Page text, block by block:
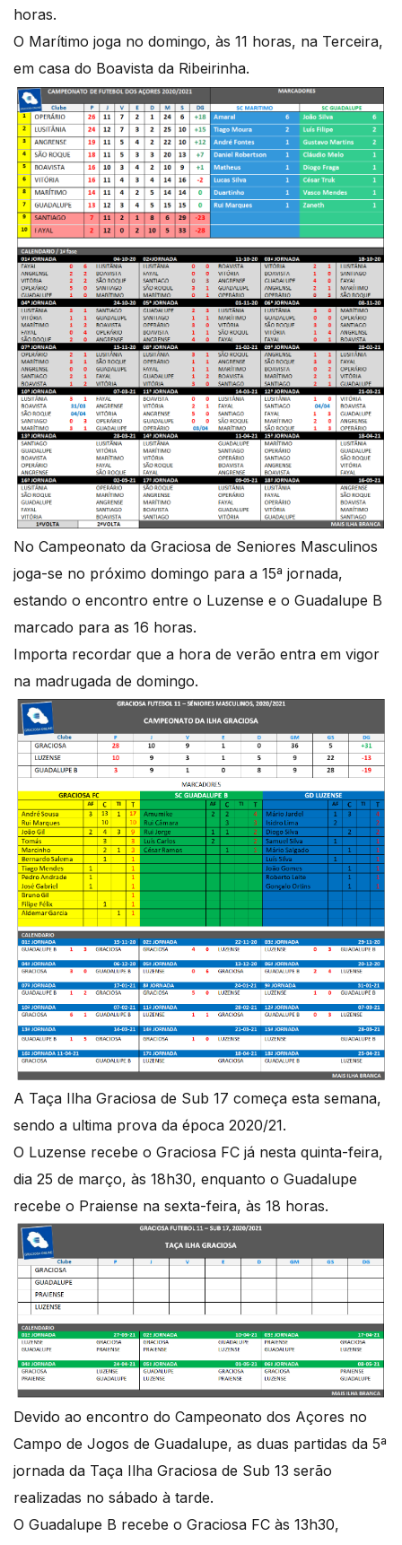
horas.
O Marítimo joga no domingo, às 11 horas, na Terceira,
em casa do Boavista da Ribeirinha.
No Campeonato da Graciosa de Seniores Masculinos
joga-se no próximo domingo para a 15ª jornada,
estando o encontro entre o Luzense e o Guadalupe B
marcado para as 16 horas.
Importa recordar que a hora de verão entra em vigor
na madrugada de domingo.
A Taça Ilha Graciosa de Sub 17 começa esta semana,
sendo a ultima prova da época 2020/21.
O Luzense recebe o Graciosa FC já nesta quinta-feira,
dia 25 de março, às 18h30, enquanto o Guadalupe
recebe o Praiense na sexta-feira, às 18 horas.
Devido ao encontro do Campeonato dos Açores no
Campo de Jogos de Guadalupe, as duas partidas da 5ª
jornada da Taça Ilha Graciosa de Sub 13 serão
realizadas no sábado à tarde.
O Guadalupe B recebe o Graciosa FC às 13h30,